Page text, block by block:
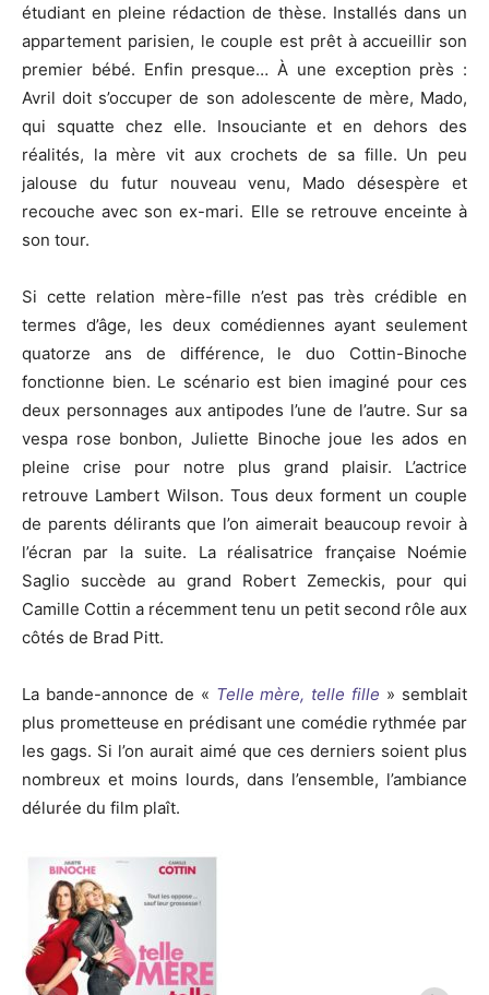
étudiant en pleine rédaction de thèse. Installés dans un
appartement parisien, le couple est prêt à accueillir son
premier bébé. Enfin presque… À une exception près :
Avril doit s’occuper de son adolescente de mère, Mado,
qui squatte chez elle. Insouciante et en dehors des
réalités, la mère vit aux crochets de sa fille. Un peu
jalouse du futur nouveau venu, Mado désespère et
recouche avec son ex-mari. Elle se retrouve enceinte à
son tour.
Si cette relation mère-fille n’est pas très crédible en
termes d’âge, les deux comédiennes ayant seulement
quatorze ans de différence, le duo Cottin-Binoche
fonctionne bien. Le scénario est bien imaginé pour ces
deux personnages aux antipodes l’une de l’autre. Sur sa
vespa rose bonbon, Juliette Binoche joue les ados en
pleine crise pour notre plus grand plaisir. L’actrice
retrouve Lambert Wilson. Tous deux forment un couple
de parents délirants que l’on aimerait beaucoup revoir à
l’écran par la suite. La réalisatrice française Noémie
Saglio succède au grand Robert Zemeckis, pour qui
Camille Cottin a récemment tenu un petit second rôle aux
côtés de Brad Pitt.
La bande-annonce de « Telle mère, telle fille » semblait
plus prometteuse en prédisant une comédie rythmée par
les gags. Si l’on aurait aimé que ces derniers soient plus
nombreux et moins lourds, dans l’ensemble, l’ambiance
délurée du film plaît.